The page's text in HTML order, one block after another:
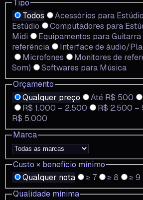
Tipo
Todos
Acessórios para Estúdio
Estúdio
Computadores para
Midi
Equipamentos para Guitarra
referência
Interface de áudio/
Microfones
Monitores de
Som)
Softwares para Música
Orçamento
Qualquer preço
Até R$ 500
R$ 1.000 – 2.500
R$ 2.500 –
R$ 5.000
Marca
Custo × benefício mínimo
Qualquer nota
≥ 7 ≥ 8 ≥ 9
Qualidade mínima